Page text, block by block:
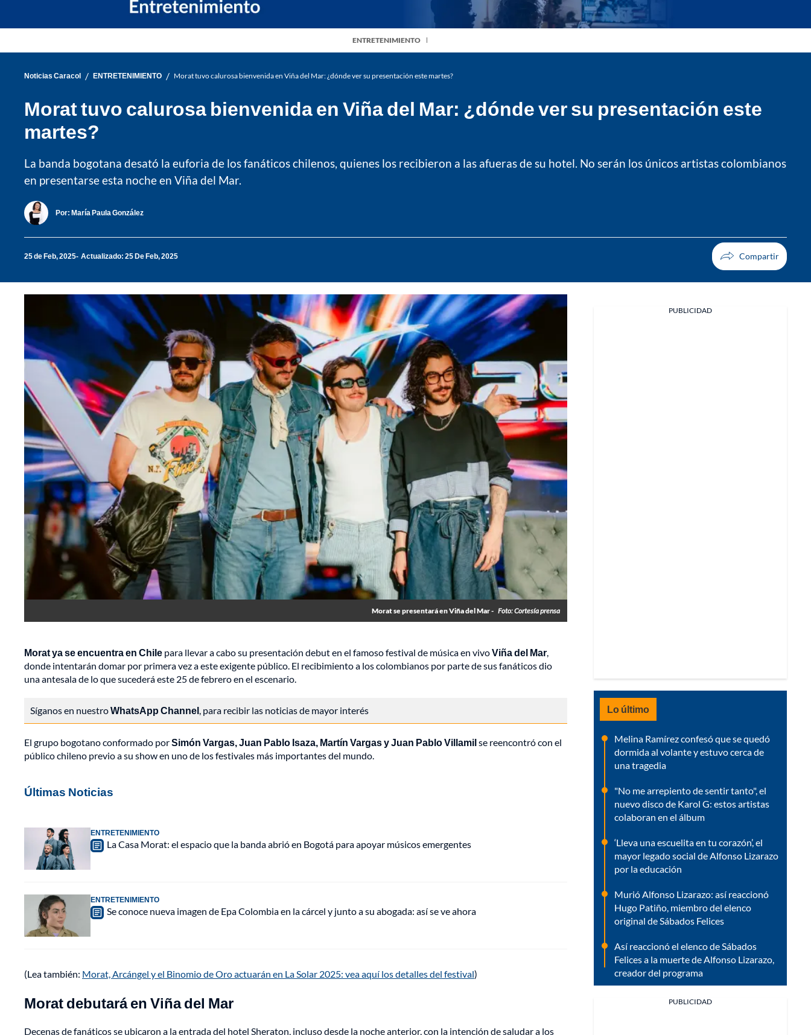
ENTRETENIMIENTO
Noticias Caracol / ENTRETENIMIENTO / Morat tuvo calurosa bienvenida en Viña del Mar: ¿dónde ver su presentación este martes?
Morat tuvo calurosa bienvenida en Viña del Mar: ¿dónde ver su presentación este
martes?
La banda bogotana desató la euforia de los fanáticos chilenos, quienes los recibieron a las afueras de su hotel. No serán los únicos artistas colombianos
en presentarse esta noche en Viña del Mar.
Por: María Paula González
25 de Feb, 2025 Actualizado: 25 De Feb, 2025
Morat se presentará en Viña del Mar - Foto: Cortesía prensa
Morat ya se encuentra en Chile para llevar a cabo su presentación debut en el famoso festival de música en vivoViña del Mar,
donde intentarán domar por primera vez a este exigente público. El recibimiento a los colombianos por parte de sus fanáticos dio
una antesala de lo que sucederá este 25 de febrero en el escenario.
Síganos en nuestroWhatsApp Channel, para recibir las noticias de mayor interés
El grupo bogotano conformado porSimón Vargas, Juan Pablo Isaza, Martín Vargas y Juan Pablo Villamilse reencontró con el
público chileno previo a su show en uno de los festivales más importantes del mundo.
Últimas Noticias
ENTRETENIMIENTO
La Casa Morat: el espacio que la banda abrió en Bogotá para apoyar músicos emergentes
ENTRETENIMIENTO
Se conoce nueva imagen de Epa Colombia en la cárcel y junto a su abogada: así se ve ahora
(Lea también: Morat, Arcángel y el Binomio de Oro actuarán en La Solar 2025: vea aquí los detalles del festival)
Morat debutará en Viña del Mar
Decenas de fanáticos se ubicaron a la entrada del hotel Sheraton, incluso desde la noche anterior, con la intención de saludar a los
PUBLICIDAD
Lo último
Melina Ramírez confesó que se quedó
dormida al volante y estuvo cerca de
una tragedia
"No me arrepiento de sentir tanto", el
nuevo disco de Karol G: estos artistas
colaboran en el álbum
‘Lleva una escuelita en tu corazón’, el
mayor legado social de Alfonso Lizarazo
por la educación
Murió Alfonso Lizarazo: así reaccionó
Hugo Patiño, miembro del elenco
original de Sábados Felices
Así reaccionó el elenco de Sábados
Felices a la muerte de Alfonso Lizarazo,
creador del programa
PUBLICIDAD